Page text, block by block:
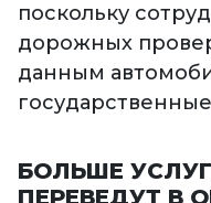
поскольку
дорожных
данным
БОЛЬШЕ